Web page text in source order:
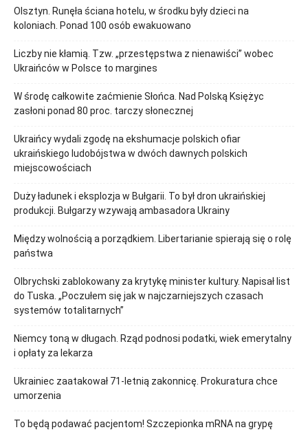
Olsztyn. Runęła ściana hotelu, w środku były dzieci na
koloniach. Ponad 100 osób ewakuowano
Liczby nie kłamią. Tzw. „przestępstwa z nienawiści” wobec
Ukraińców w Polsce to margines
W środę całkowite zaćmienie Słońca. Nad Polską Księżyc
zasłoni ponad 80 proc. tarczy słonecznej
Ukraińcy wydali zgodę na ekshumacje polskich ofiar
ukraińskiego ludobójstwa w dwóch dawnych polskich
miejscowościach
Duży ładunek i eksplozja w Bułgarii. To był dron ukraińskiej
produkcji. Bułgarzy wzywają ambasadora Ukrainy
Między wolnością a porządkiem. Libertarianie spierają się o rolę
państwa
Olbrychski zablokowany za krytykę minister kultury. Napisał list
do Tuska. „Poczułem się jak w najczarniejszych czasach
systemów totalitarnych”
Niemcy toną w długach. Rząd podnosi podatki, wiek emerytalny
i opłaty za lekarza
Ukrainiec zaatakował 71-letnią zakonnicę. Prokuratura chce
umorzenia
To będą podawać pacjentom! Szczepionka mRNA na grypę